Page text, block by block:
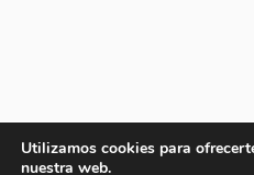
Utilizamos cookies para
nuestra web.